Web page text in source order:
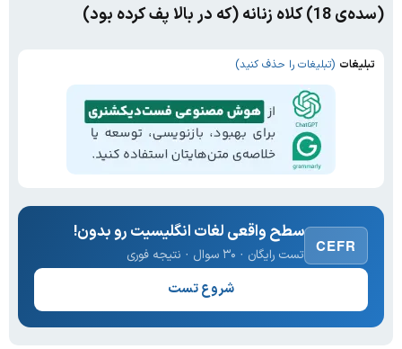
(سده‌ی 18) کلاه زنانه (که در بالا پف کرده بود)
تبلیغات (تبلیغات را حذف کنید)
CEFR
سطح واقعی لغات انگلیسیت رو بدون!
تست رایگان · ۳۰ سوال · نتیجه فوری
شروع تست